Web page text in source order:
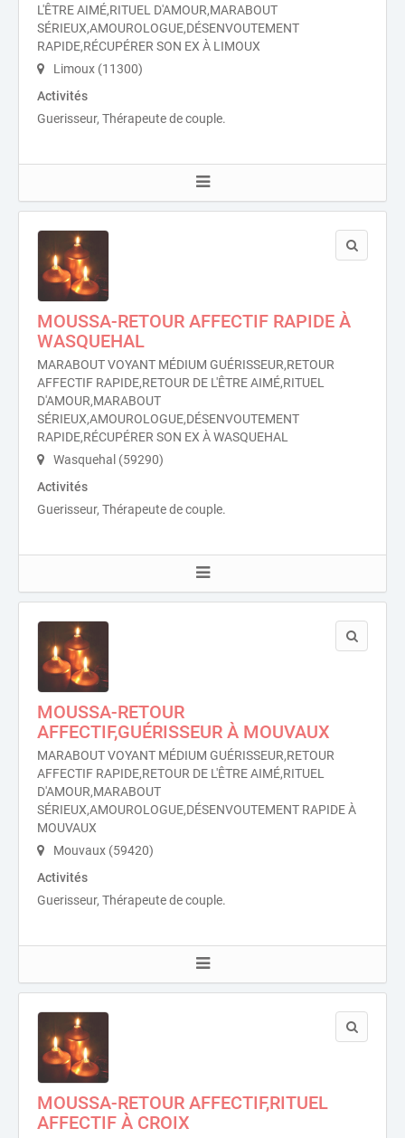
L'ÊTRE AIMÉ,RITUEL D'AMOUR,MARABOUT
SÉRIEUX,AMOUROLOGUE,DÉSENVOUTEMENT
RAPIDE,RÉCUPÉRER SON EX À LIMOUX
Limoux (11300)
Activités
Guerisseur, Thérapeute de couple.
MOUSSA-RETOUR AFFECTIF RAPIDE À
WASQUEHAL
MARABOUT VOYANT MÉDIUM GUÉRISSEUR,RETOUR
AFFECTIF RAPIDE,RETOUR DE L'ÊTRE AIMÉ,RITUEL
D'AMOUR,MARABOUT
SÉRIEUX,AMOUROLOGUE,DÉSENVOUTEMENT
RAPIDE,RÉCUPÉRER SON EX À WASQUEHAL
Wasquehal (59290)
Activités
Guerisseur, Thérapeute de couple.
MOUSSA-RETOUR
AFFECTIF,GUÉRISSEUR À MOUVAUX
MARABOUT VOYANT MÉDIUM GUÉRISSEUR,RETOUR
AFFECTIF RAPIDE,RETOUR DE L'ÊTRE AIMÉ,RITUEL
D'AMOUR,MARABOUT
SÉRIEUX,AMOUROLOGUE,DÉSENVOUTEMENT RAPIDE À
MOUVAUX
Mouvaux (59420)
Activités
Guerisseur, Thérapeute de couple.
MOUSSA-RETOUR AFFECTIF,RITUEL
AFFECTIF À CROIX